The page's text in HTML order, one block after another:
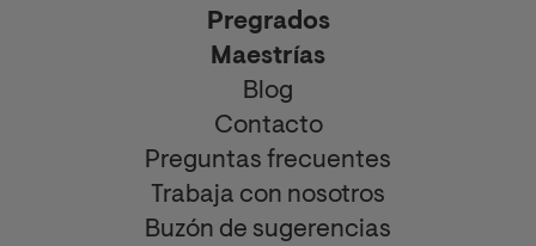
Pregrados
Maestrías
Blog
Contacto
Preguntas frecuentes
Trabaja con nosotros
Buzón de sugerencias